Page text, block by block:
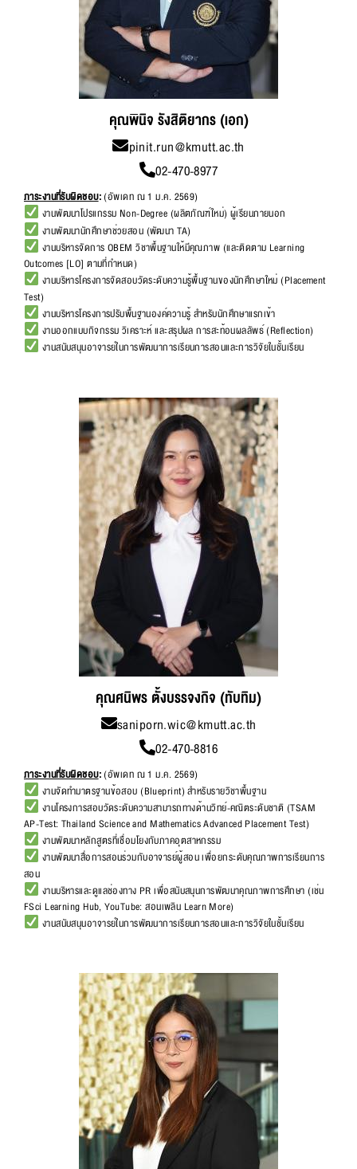
คุณพินิจ รังสิติยากร (เอก)
pinit.run@kmutt.ac.th
02-470-8977
ภาระงานที่รับผิดชอบ:(อัพเดท ณ 1 ม.ค. 2569)
งานพัฒนาโปรแกรรม Non-Degree (ผลิตภัณฑ์ใหม่) ผู้เรียนภายนอก
งานพัฒนานักศึกษาช่วยสอน (พัฒนา TA)
งานบริหารจัดการ OBEM วิชาพื้นฐานให้มีคุณภาพ (และติดตาม Learning
Outcomes [LO] ตามที่กำหนด)
งานบริหารโครงการจัดสอบวัดระดับความรู้พื้นฐานของนักศึกษาใหม่ (Placement
Test)
งานบริหารโครงการปรับพื้นฐานองค์ความรู้ สำหรับนักศึกษาแรกเข้า
งานออกแบบกิจกรรม วิเคราะห์ และสรุปผล การสะท้อนผลลัพธ์ (Reflection)
งานสนับสนุนอาจารย์ในการพัฒนาการเรียนการสอนและการวิจัยในชั้นเรียน
คุณศนิพร ตั้งบรรจงกิจ (ทับทิม)
saniporn.wic@kmutt.ac.th
02-470-8816
ภาระงานที่รับผิดชอบ:(อัพเดท ณ 1 ม.ค. 2569)
งานจัดทำมาตรฐานข้อสอบ (Blueprint) สำหรับรายวิชาพื้นฐาน
งานโครงการสอบวัดระดับความสามารถทางด้านวิทย์-คณิตระดับชาติ (TSAM
AP-Test: Thailand Science and Mathematics Advanced Placement Test)
งานพัฒนาหลักสูตรที่เชื่อมโยงกับภาคอุตสาหกรรม
งานพัฒนาสื่อการสอนร่วมกับอาจารย์ผู้สอน เพื่อยกระดับคุณภาพการเรียนการ
สอน
งานบริหารและดูแลช่องทาง PR เพื่อสนับสนุนการพัฒนาคุณภาพการศึกษา (เช่น
FSci Learning Hub, YouTube: สอนเพลิน Learn More)
งานสนับสนุนอาจารย์ในการพัฒนาการเรียนการสอนและการวิจัยในชั้นเรียน